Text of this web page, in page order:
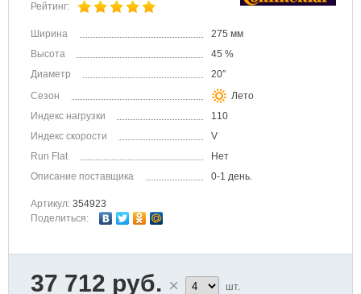
Рейтинг:
Ширина
275 мм
Высота
45 %
Диаметр
20″
Сезон
Лето
Индекс нагрузки
110
Индекс скорости
V
Run Flat
Нет
Описание поставщика
0-1 день.
Артикул: 354923
Поделиться:
37 712 руб. шт.